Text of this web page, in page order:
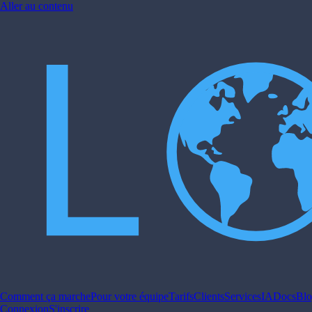
Aller au contenu
Comment ça marchePour votre équipeTarifsClientsServicesIADocs
ConnexionS'inscrire